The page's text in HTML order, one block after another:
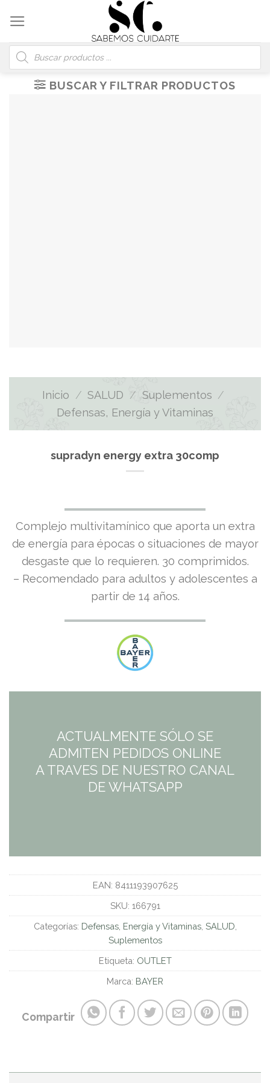
content
Búsqueda
de
productos
BUSCAR Y FILTRAR PRODUCTOS
Inicio / SALUD / Suplementos /
Defensas, Energía y Vitaminas
supradyn energy extra 30comp
Complejo multivitamínico que aporta un extra
de energía para épocas o situaciones de mayor
desgaste que lo requieren. 30 comprimidos.
– Recomendado para adultos y adolescentes a
partir de 14 años.
ACTUALMENTE SÓLO SE
ADMITEN PEDIDOS ONLINE
A TRAVES DE NUESTRO CANAL
DE WHATSAPP
EAN: 8411193907625
SKU: 166791
Categorías: Defensas, Energía y Vitaminas, SALUD
Suplementos
Etiqueta: OUTLET
Marca: BAYER
Compartir